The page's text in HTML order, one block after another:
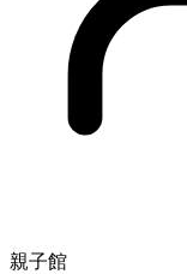
親子館